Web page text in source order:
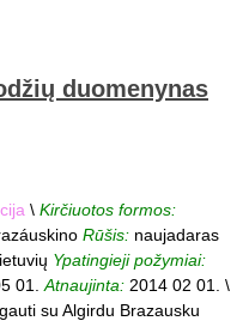
duomenynas
\ Kirčiuotos formos:
Rūšis: naujadaras
Ypatingieji požymiai:
01. Atnaujinta: 2014 02 01. \
su Algirdu Brazausku